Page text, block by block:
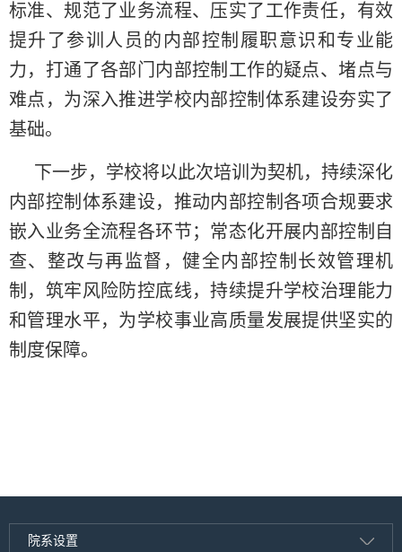
标准、规范了业务流程、压实了工作责任，有效
提升了参训人员的内部控制履职意识和专业能
力，打通了各部门内部控制工作的疑点、堵点与
难点，为深入推进学校内部控制体系建设夯实了
基础。
下一步，学校将以此次培训为契机，持续深化
内部控制体系建设，推动内部控制各项合规要求
嵌入业务全流程各环节；常态化开展内部控制自
查、整改与再监督，健全内部控制长效管理机
制，筑牢风险防控底线，持续提升学校治理能力
和管理水平，为学校事业高质量发展提供坚实的
制度保障。
院系设置